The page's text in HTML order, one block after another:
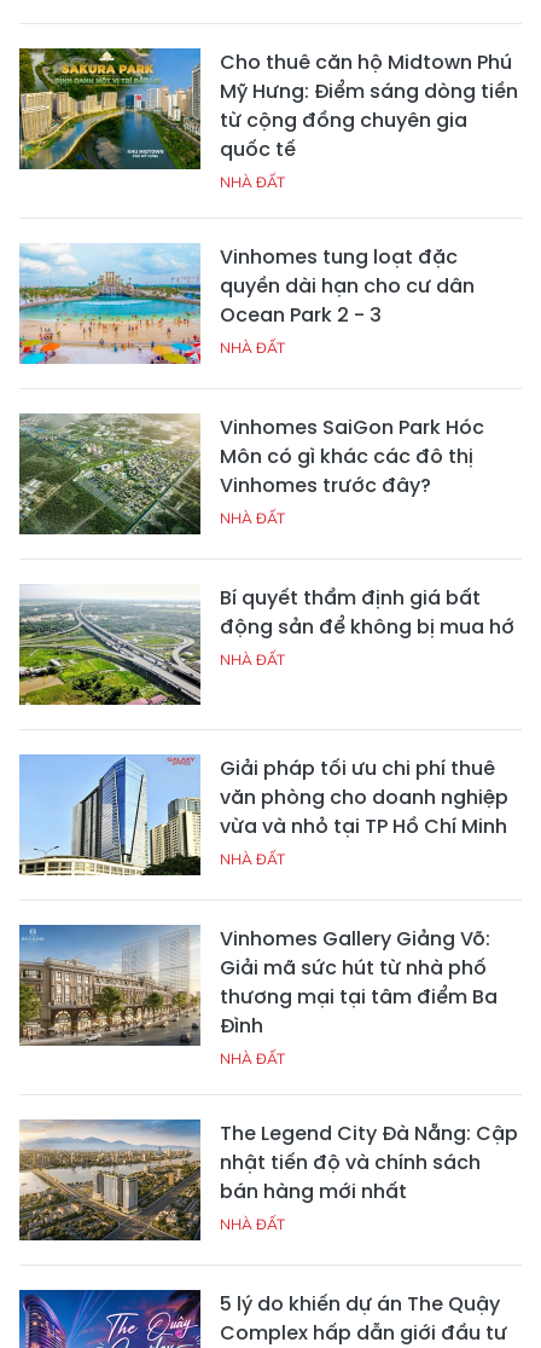
Cho thuê căn hộ Midtown Phú
Mỹ Hưng: Điểm sáng dòng tiền
từ cộng đồng chuyên gia
quốc tế
NHÀ ĐẤT
Vinhomes tung loạt đặc
quyền dài hạn cho cư dân
Ocean Park 2 - 3
NHÀ ĐẤT
Vinhomes SaiGon Park Hóc
Môn có gì khác các đô thị
Vinhomes trước đây?
NHÀ ĐẤT
Bí quyết thẩm định giá bất
động sản để không bị mua hớ
NHÀ ĐẤT
Giải pháp tối ưu chi phí thuê
văn phòng cho doanh nghiệp
vừa và nhỏ tại TP Hồ Chí Minh
NHÀ ĐẤT
Vinhomes Gallery Giảng Võ:
Giải mã sức hút từ nhà phố
thương mại tại tâm điểm Ba
Đình
NHÀ ĐẤT
The Legend City Đà Nẵng: Cập
nhật tiến độ và chính sách
bán hàng mới nhất
NHÀ ĐẤT
5 lý do khiến dự án The Quậy
Complex hấp dẫn giới đầu tư